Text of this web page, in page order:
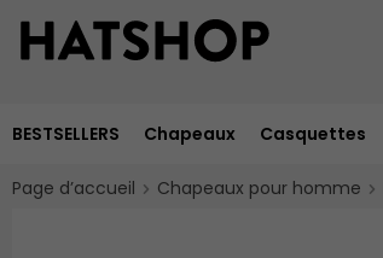
BESTSELLERS Chapeaux Casquettes
Page d’accueil Chapeaux pour homme